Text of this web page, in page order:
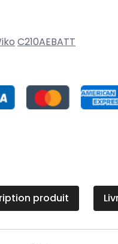
C210AEBATT
produit